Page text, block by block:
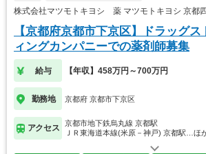
株式会社マツモトキヨシ 薬 マツモトキヨシ 京都
【京都府京都市下京区】ドラッグ
ィングカンパニーでの薬剤師募集
給与 【年収】458万円～700万円
勤務地 京都府 京都市下京区
アクセス
京都市地下鉄烏丸線 京都駅
ＪＲ東海道本線(米原－神戸) 京都駅…ほ